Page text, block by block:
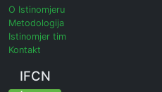
O Istinomjeru
Metodologija
Istinomjer tim
Kontakt
IFCN